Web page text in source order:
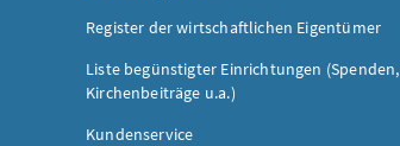
Register der wirtschaftlichen Eigentümer
Liste begünstigter Einrichtungen (Spenden,
Kirchenbeiträge u.a.)
Kundenservice